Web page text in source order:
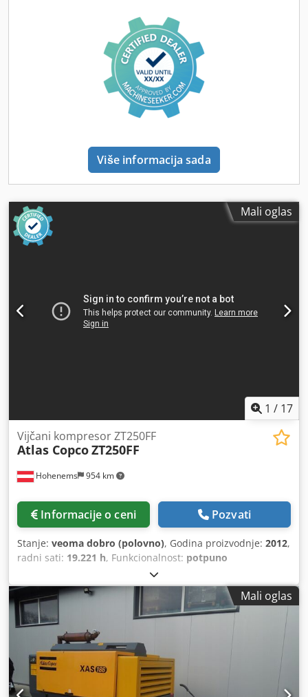
Više informacija sada
Mali oglas
1 / 17
Hohenems 954 km
Vijčani kompresor ZT250FF
Atlas CopcoZT250FF
Informacije o ceni Pozvati
Stanje: veoma dobro (polovno), Godina proizvodnje: 2012,
radni sati: 19.221 h, Funkcionalnost: potpuno
, Kompresor sa zavrtnjima, bez ulja, model
ZT250FF. Ugrađeni sušač. 250 kW 10 bara 42,31 m3/min
Godina proizvodnje: 2012. Radni sati: 19.221.
Djdjzmdrbspfx Aklswa
Mali oglas